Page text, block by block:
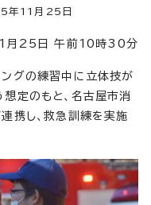
11月25日
月25日 午前10時30分
ングの練習中に立体技が
定のもと、名古屋市消
携し、救急訓練を実施